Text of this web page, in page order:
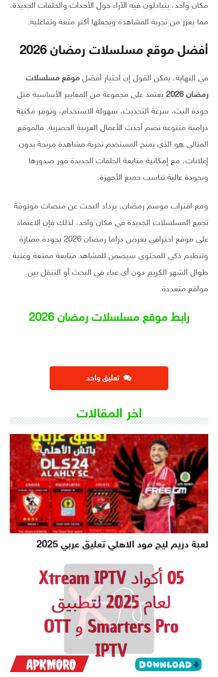
مكان واحد، يتبادلون فيه الآراء حول الأحداث والحلقات الجديدة،
مما يعزز من تجربة المشاهدة ويجعلها أكثر متعة وتفاعلية.
أفضل موقع مسلسلات رمضان 2026
في النهاية، يمكن القول إن اختيار أفضل موقع مسلسلات
رمضان 2026
يعتمد على مجموعة من المعايير الأساسية مثل
جودة البث، سرعة التحديث، سهولة الاستخدام، وتوفر مكتبة
درامية متنوعة تضم أحدث الأعمال العربية الحصرية. فالموقع
المثالي هو الذي يمنح المستخدم تجربة مشاهدة مريحة بدون
إعلانات، مع إمكانية متابعة الحلقات الجديدة فور صدورها
وبجودة عالية تناسب جميع الأجهزة.
ومع اقتراب موسم رمضان، يزداد البحث عن منصات موثوقة
تجمع المسلسلات الجديدة في مكان واحد، لذلك فإن الاعتماد
على موقع احترافي يعرض دراما رمضان 2026 بجودة ممتازة
وتنظيم ذكي للمحتوى سيضمن للمشاهد متابعة ممتعة وغنية
طوال الشهر الكريم دون أي عناء في البحث أو التنقل بين
مواقع متعددة.
رابط موقع مسلسلات رمضان 2026
تعليق واحد
اخر المقالات
لعبة دريم ليج مود الاهلي تعليق عربي 2025